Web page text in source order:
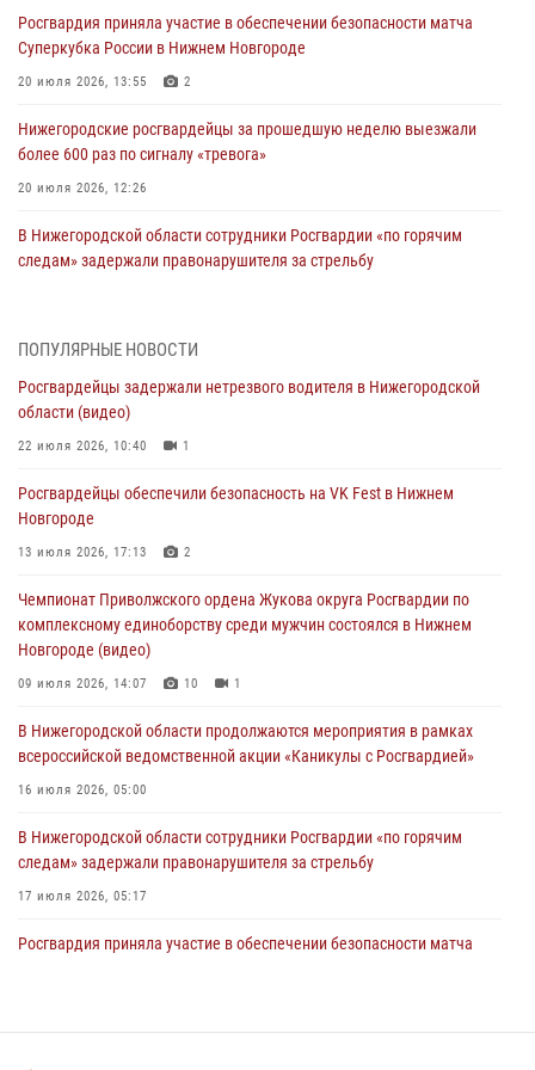
Росгвардия приняла участие в обеспечении безопасности матча
Суперкубка России в Нижнем Новгороде
20 июля 2026, 13:55 2
Нижегородские росгвардейцы за прошедшую неделю выезжали
более 600 раз по сигналу «тревога»
20 июля 2026, 12:26
В Нижегородской области сотрудники Росгвардии «по горячим
следам» задержали правонарушителя за стрельбу
В Нижегородской области продолжаются мероприятия в рамках
16 июля 2026, 05:00
Росгвардейцы обеспечили безопасность на VK Fest в Нижнем
13 июля 2026, 17:13
Нижегородские росгвардейцы за прошедшую неделю выезжали
13 июля 2026, 06:45
Росгвардейцы предотвратили серию краж в Нижнем Новгороде
10 июля 2026, 09:38
ПОПУЛЯРНЫЕ НОВОСТИ
Росгвардейцы задержали нетрезвого водителя в Нижегородской
области (видео)
22 июля 2026, 10:40 1
Росгвардейцы обеспечили безопасность на VK Fest в Нижнем
Новгороде
13 июля 2026, 17:13 2
Чемпионат Приволжского ордена Жукова округа Росгвардии по
комплексному единоборству среди мужчин состоялся в Нижнем
Новгороде (видео)
09 июля 2026, 14:07 10 1
В Нижегородской области продолжаются мероприятия в рамках
всероссийской ведомственной акции «Каникулы с Росгвардией»
16 июля 2026, 05:00
В Нижегородской области сотрудники Росгвардии «по горячим
следам» задержали правонарушителя за стрельбу
17 июля 2026, 05:17
Росгвардия приняла участие в обеспечении безопасности матча